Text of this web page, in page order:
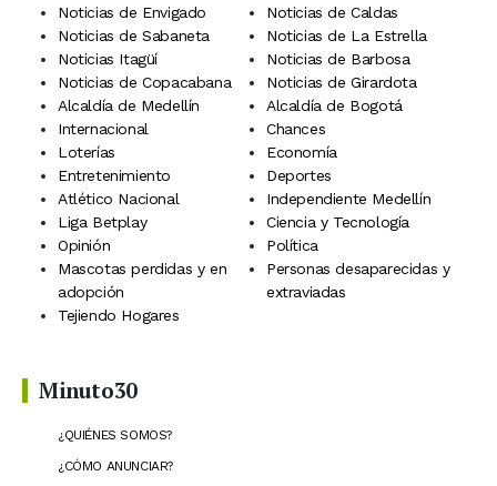
Noticias de Envigado
Noticias de Caldas
Noticias de Sabaneta
Noticias de La Estrella
Noticias Itagüí
Noticias de Barbosa
Noticias de Copacabana
Noticias de Girardota
Alcaldía de Medellín
Alcaldía de Bogotá
Internacional
Chances
Loterías
Economía
Entretenimiento
Deportes
Atlético Nacional
Independiente Medellín
Liga Betplay
Ciencia y Tecnología
Opinión
Política
Mascotas perdidas y en
adopción
Personas desaparecidas y
extraviadas
Tejiendo Hogares
Minuto30
¿QUIÉNES SOMOS?
¿CÓMO ANUNCIAR?